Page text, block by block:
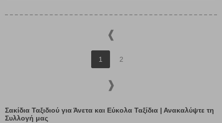
1 2
Σακίδια Ταξιδιού για Άνετα και Εύκολα Ταξίδια | Ανακαλύψτε τη
Συλλογή μας